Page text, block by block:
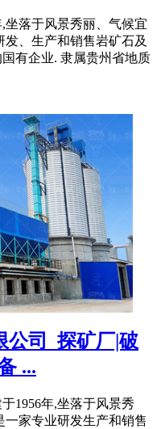
坐落于风景秀丽、气候宜
、生产和销售岩矿石及
有企业. 隶属贵州省地质
公司_探矿厂|破
...
1956年,坐落于风景秀
家专业研发生产和销售